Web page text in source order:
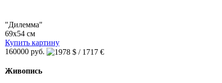
"Дилемма"
69x54 см
Купить картину
160000 руб.
Живопись